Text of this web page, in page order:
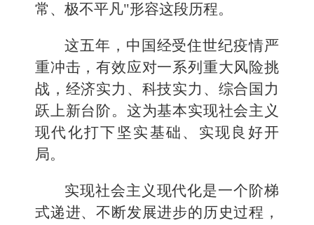
常、极不平凡"形容这段历程。
这五年，中国经受住世纪疫情严
重冲击，有效应对一系列重大风险挑
战，经济实力、科技实力、综合国力
跃上新台阶。这为基本实现社会主义
现代化打下坚实基础、实现良好开
局。
实现社会主义现代化是一个阶梯
式递进、不断发展进步的历史过程，